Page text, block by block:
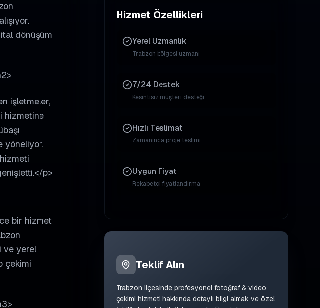
dönüşüm
işletmeler,
hizmetine
yöneliyor.
p>
bir hizmet
ve yerel
çekimi
Hizmet Özellikleri
Yerel Uzmanlık
Trabzon bölgesi uzmanı
7/24 Destek
Kesintisiz müşteri desteği
Hızlı Teslimat
Zamanında proje teslimi
Uygun Fiyat
Rekabetçi fiyatlandırma
Teklif Alın
Trabzon ilçesinde profesyonel fotoğraf & video
çekimi hizmeti hakkında detaylı bilgi almak ve özel